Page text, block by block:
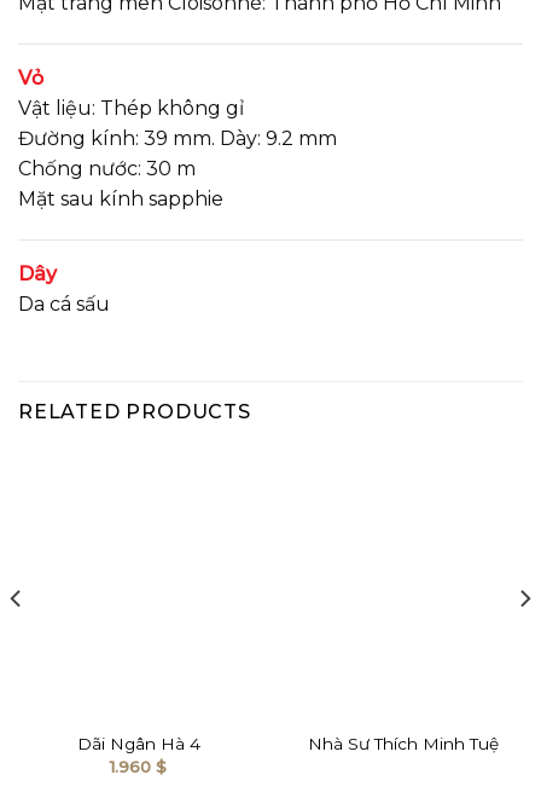
Vỏ
Vật liệu: Thép không gỉ
Đường kính: 39 mm. Dày: 9.2 mm
Chống nước: 30 m
Mặt sau kính sapphie
Dây
Da cá sấu
RELATED PRODUCTS
Dãi Ngân Hà 4
1.960 $
Nhà Sư Thích Minh Tuệ